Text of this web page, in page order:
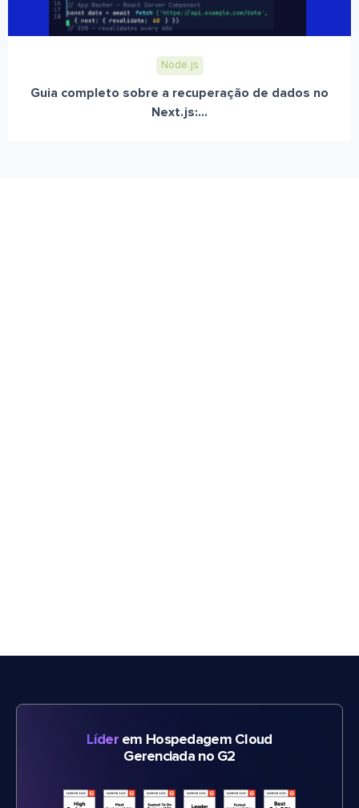
Node.js
Guia completo sobre a recuperação de dados no
Next.js:...
Líderem Hospedagem Cloud
Gerenciada no G2